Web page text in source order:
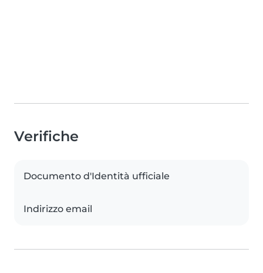
Verifiche
Documento d'Identità ufficiale
Indirizzo email